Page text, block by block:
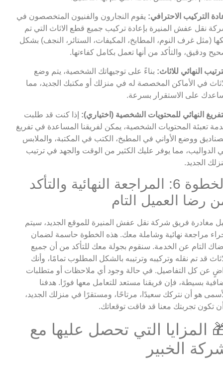
التركيب الاحترافي: يقوم النجارون والفنيون المتخصصون في
نقل عفش المنيرة بإعادة تركيب جميع قطع الاثاث التي تم
(مثل غرف النوم، المطابخ، المكيفات، الستائر، النجف) بشكل
ودقيق، والتأكد من أنها تعمل بكامل كفاءتها.
النهائي للاثاث: بناءً على توجيهاتك الشخصية، يتم وضع
في الأماكن المخصصة له في منزلك أو مكتبك الجديد، مما
على الاستقرار بسرعة.
النهائي للمحتويات الشخصية (اختياري): إذا كنت قد طلبت
تعبئة المحتويات الشخصية، يمكن لفريقنا المساعدة في تفريغ
ووضع الأواني في المطبخ، الكتب في المكتبة، والملابس
الدواليب، مما يوفر عليك الكثير من الوقت والجهد في ترتيب
الجديد.
الخطوة 6: المراجعة النهائية والتأكد
رضا العميل التام
مغادرة فريق شركة نقل عفش المنيرة للموقع الجديد، سيتم
مراجعة نهائية وشاملة معك. هذه الخطوة حاسمة لضمان
التام عن الخدمة. سنقوم بجولة معك للتأكد من أن جميع
قد تم نقله وتركيبه وترتيبه بالشكل المطلوب تمامًا، وأنك
عن كل التفاصيل. في حالة وجود أي ملاحظات أو متطلبات
بسيطة، فإن فريقنا مستعد للتعامل معها فورًا. هدفنا
هو أن نتركك سعيدًا، مرتاحًا، ومستقرًا في منزلك الجديد،
تكون تجربتك معنا قد فاقت توقعاتك.
المزايا التي تحصل عليها مع
الخبير